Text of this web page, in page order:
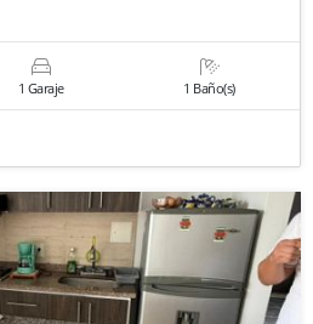
1 Garaje 1 Baño(s)